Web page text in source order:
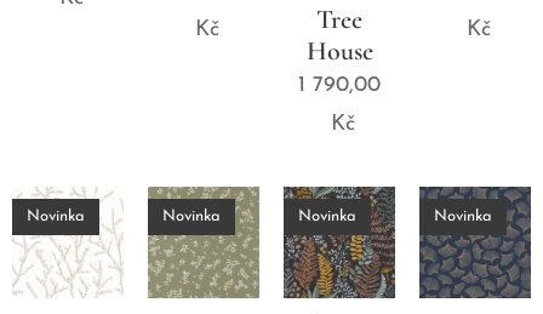
Kč
Tree
House
1 790,00
Kč
Kč
Novinka Novinka Novinka Novinka